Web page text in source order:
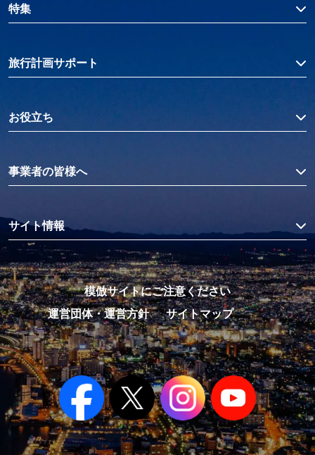
特集
旅行計画サポート
お役立ち
事業者の皆様へ
サイト情報
模倣サイトにご注意ください
運営団体・運営方針
サイトマップ